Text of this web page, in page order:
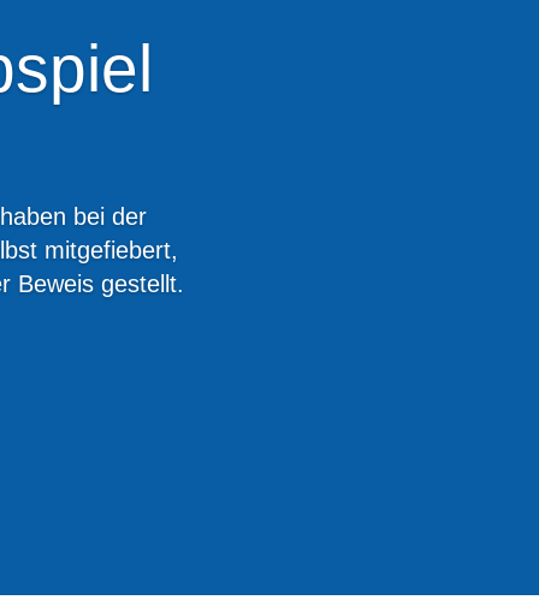
bei der
mitgefiebert,
Beweis gestellt.